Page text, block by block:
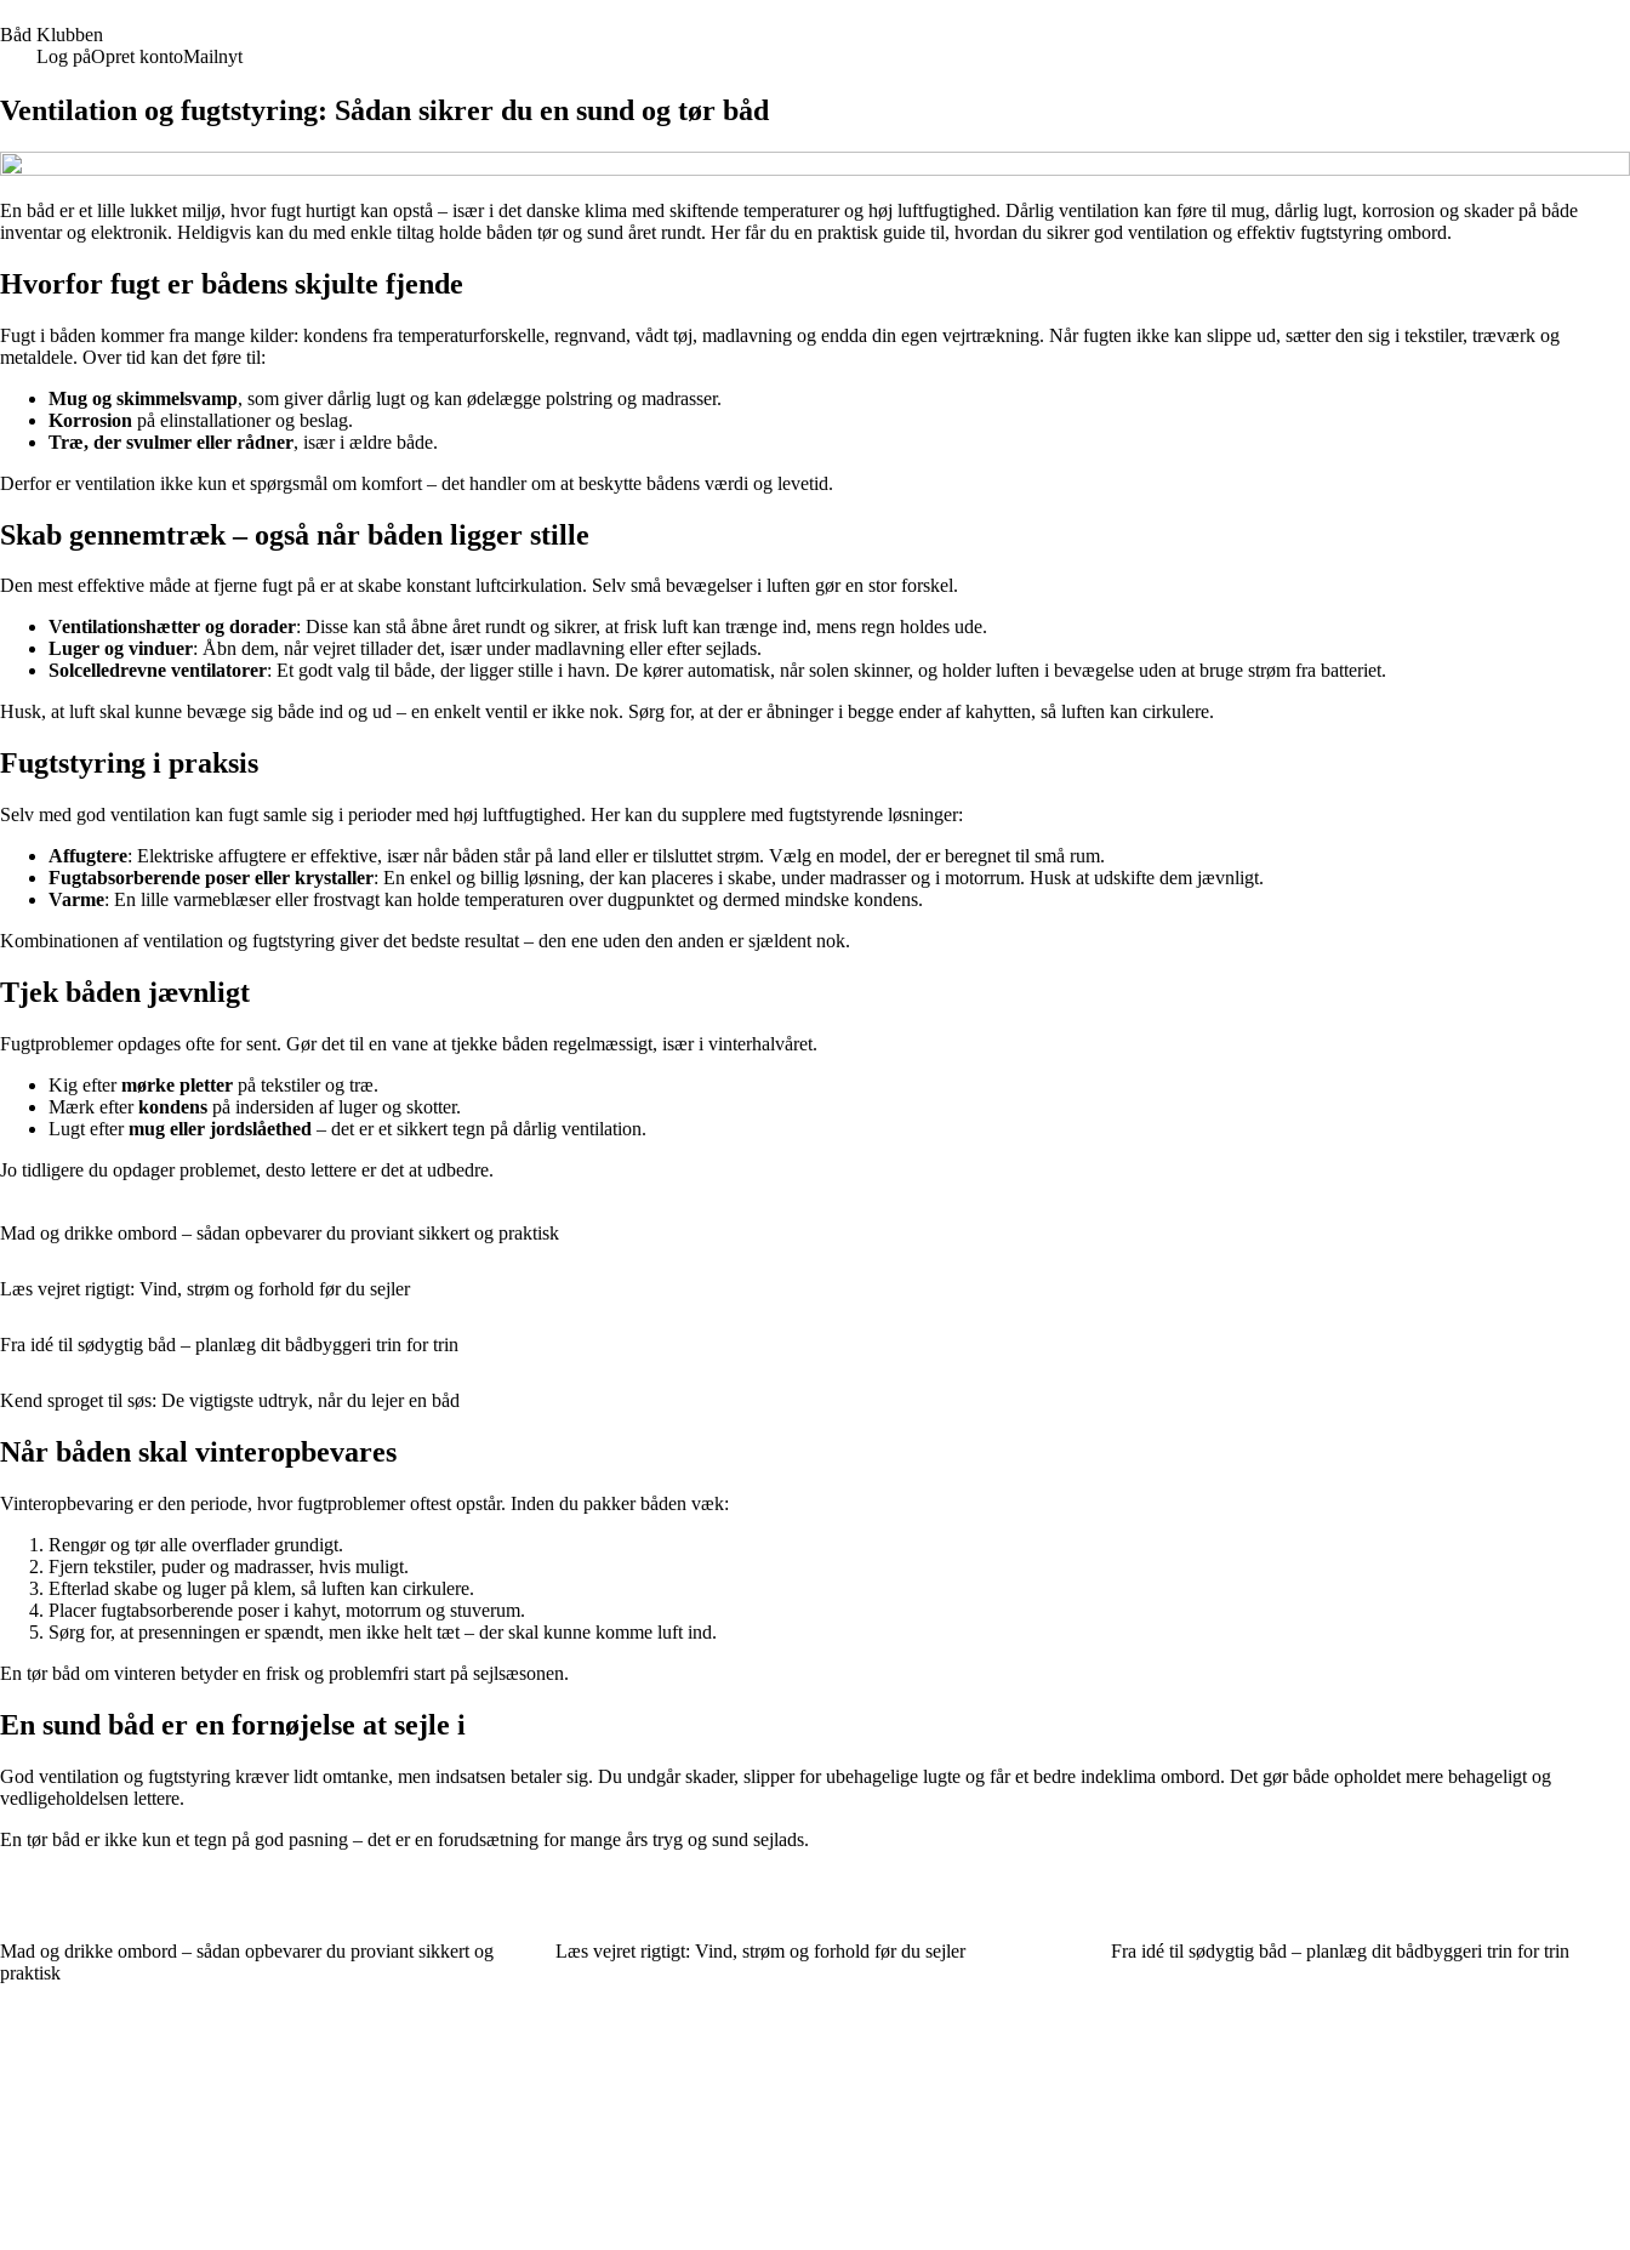
Båd Klubben
Log påOpret kontoMailnyt
Ventilation og fugtstyring: Sådan sikrer du en sund og tør båd
En båd er et lille lukket miljø, hvor fugt hurtigt kan opstå – især i det danske klima med skiftende temperaturer og høj luftfugtighed. Dårlig ventilation kan føre til mug, dårlig lugt, korrosion og skader på både
inventar og elektronik. Heldigvis kan du med enkle tiltag holde båden tør og sund året rundt. Her får du en praktisk guide til, hvordan du sikrer god ventilation og effektiv fugtstyring ombord.
Hvorfor fugt er bådens skjulte fjende
Fugt i båden kommer fra mange kilder: kondens fra temperaturforskelle, regnvand, vådt tøj, madlavning og endda din egen vejrtrækning. Når fugten ikke kan slippe ud, sætter den sig i tekstiler, træværk og
metaldele. Over tid kan det føre til:
Mug og skimmelsvamp, som giver dårlig lugt og kan ødelægge polstring og madrasser.
Korrosion på elinstallationer og beslag.
Træ, der svulmer eller rådner, især i ældre både.
Derfor er ventilation ikke kun et spørgsmål om komfort – det handler om at beskytte bådens værdi og levetid.
Skab gennemtræk – også når båden ligger stille
Den mest effektive måde at fjerne fugt på er at skabe konstant luftcirkulation. Selv små bevægelser i luften gør en stor forskel.
Ventilationshætter og dorader: Disse kan stå åbne året rundt og sikrer, at frisk luft kan trænge ind, mens regn holdes ude.
Luger og vinduer: Åbn dem, når vejret tillader det, især under madlavning eller efter sejlads.
Solcelledrevne ventilatorer: Et godt valg til både, der ligger stille i havn. De kører automatisk, når solen skinner, og holder luften i bevægelse uden at bruge strøm fra batteriet.
Husk, at luft skal kunne bevæge sig både ind og ud – en enkelt ventil er ikke nok. Sørg for, at der er åbninger i begge ender af kahytten, så luften kan cirkulere.
Fugtstyring i praksis
Selv med god ventilation kan fugt samle sig i perioder med høj luftfugtighed. Her kan du supplere med fugtstyrende løsninger:
Affugtere: Elektriske affugtere er effektive, især når båden står på land eller er tilsluttet strøm. Vælg en model, der er beregnet til små rum.
Fugtabsorberende poser eller krystaller: En enkel og billig løsning, der kan placeres i skabe, under madrasser og i motorrum. Husk at udskifte dem jævnligt.
Varme: En lille varmeblæser eller frostvagt kan holde temperaturen over dugpunktet og dermed mindske kondens.
Kombinationen af ventilation og fugtstyring giver det bedste resultat – den ene uden den anden er sjældent nok.
Tjek båden jævnligt
Fugtproblemer opdages ofte for sent. Gør det til en vane at tjekke båden regelmæssigt, især i vinterhalvåret.
Kig eftermørke pletter på tekstiler og træ.
Mærk efterkondens på indersiden af luger og skotter.
Lugt eftermug eller jordslåethed – det er et sikkert tegn på dårlig ventilation.
Jo tidligere du opdager problemet, desto lettere er det at udbedre.
Mad og drikke ombord – sådan opbevarer du proviant sikkert og praktisk
Læs vejret rigtigt: Vind, strøm og forhold før du sejler
Fra idé til sødygtig båd – planlæg dit bådbyggeri trin for trin
Kend sproget til søs: De vigtigste udtryk, når du lejer en båd
Når båden skal vinteropbevares
Vinteropbevaring er den periode, hvor fugtproblemer oftest opstår. Inden du pakker båden væk:
Rengør og tør alle overflader grundigt.
Fjern tekstiler, puder og madrasser, hvis muligt.
Efterlad skabe og luger på klem, så luften kan cirkulere.
Placer fugtabsorberende poser i kahyt, motorrum og stuverum.
Sørg for, at presenningen er spændt, men ikke helt tæt – der skal kunne komme luft ind.
En tør båd om vinteren betyder en frisk og problemfri start på sejlsæsonen.
En sund båd er en fornøjelse at sejle i
God ventilation og fugtstyring kræver lidt omtanke, men indsatsen betaler sig. Du undgår skader, slipper for ubehagelige lugte og får et bedre indeklima ombord. Det gør både opholdet mere behageligt og
vedligeholdelsen lettere.
En tør båd er ikke kun et tegn på god pasning – det er en forudsætning for mange års tryg og sund sejlads.
Mad og drikke ombord – sådan opbevarer du proviant sikkert og
praktisk
Læs vejret rigtigt: Vind, strøm og forhold før du sejler Fra idé til sødygtig båd – planlæg dit bådbyggeri trin for trin